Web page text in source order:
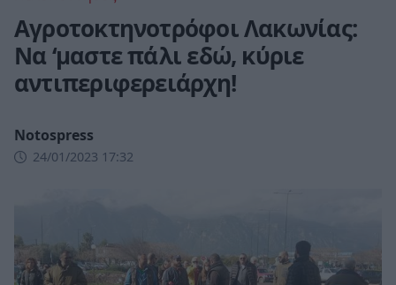
Αγροτοκτηνοτρόφοι Λακωνίας:
Να ‘μαστε πάλι εδώ, κύριε
αντιπεριφερειάρχη!
Notospress
24/01/2023 17:32